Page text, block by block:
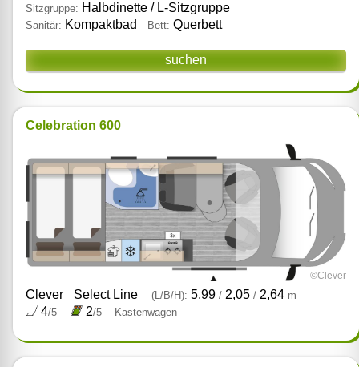
Sitzgruppe: Halbdinette / L‑Sitzgruppe
Sanitär: Kompaktbad Bett: Querbett
suchen
Celebration 600
©Clever
Clever Select Line (L/B/H): 5,99 /2,05 /2,64 m
4/5 2/5 Kastenwagen